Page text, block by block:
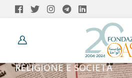
RELIGIONE E SOCIETÀ